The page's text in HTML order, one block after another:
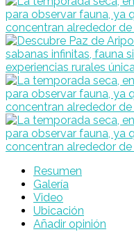
Resumen
Galería
Video
Ubicación
Añadir opinión